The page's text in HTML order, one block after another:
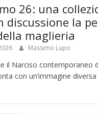
26: una
discussione la
maglieria
Massimo Lupo
il Narciso contemporaneo
con un’immagine